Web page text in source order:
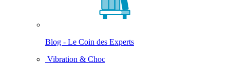
Blog - Le Coin des Experts
Vibration & Choc